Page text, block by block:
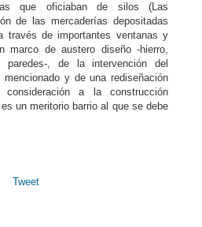
que oficiaban de silos (Las
de las mercaderías depositadas
través de importantes ventanas y
marco de austero diseño -hierro,
, de la intervención del
mencionado y de una rediseñación
a la construcción
un meritorio barrio al que se debe
Tweet